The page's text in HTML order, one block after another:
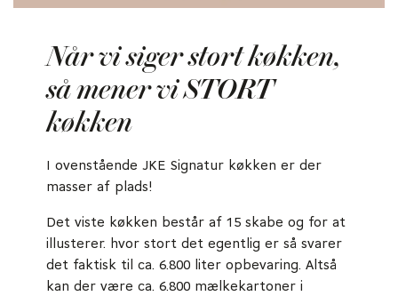
Når vi siger stort køkken,
så mener vi STORT
køkken
I ovenstående JKE Signatur køkken er der
masser af plads!
Det viste køkken består af 15 skabe og for at
illusterer. hvor stort det egentlig er så svarer
det faktisk til ca. 6.800 liter opbevaring. Altså
kan der være ca. 6.800 mælkekartoner i